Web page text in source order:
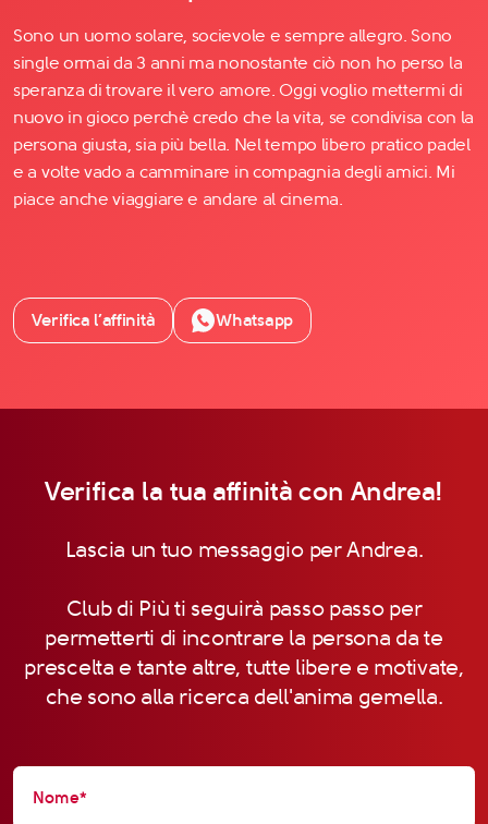
Sono un uomo solare, socievole e sempre allegro. Sono
single ormai da 3 anni ma nonostante ciò non ho perso la
speranza di trovare il vero amore. Oggi voglio mettermi di
nuovo in gioco perchè credo che la vita, se condivisa con la
persona giusta, sia più bella. Nel tempo libero pratico padel
e a volte vado a camminare in compagnia degli amici. Mi
piace anche viaggiare e andare al cinema.
Verifica l’affinità Whatsapp
Verifica la tua affinità con Andrea!
Lascia un tuo messaggio per Andrea.
Club di Più ti seguirà passo passo per
permetterti di incontrare la persona da te
prescelta e tante altre, tutte libere e motivate,
che sono alla ricerca dell'anima gemella.